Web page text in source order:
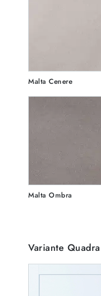
Malta Cenere
Malta Ombra
Variante Quadra